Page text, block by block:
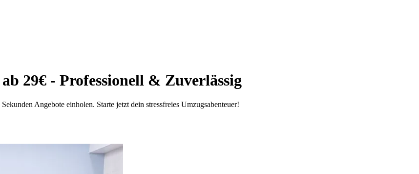
29€ - Professionell & Zuverlässig
Angebote einholen. Starte jetzt dein stressfreies Umzugsabenteuer!